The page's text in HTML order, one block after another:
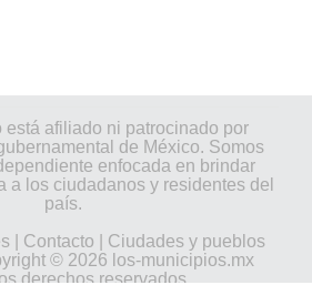
está afiliado ni patrocinado por
de México. Somos
enfocada en brindar
a los ciudadanos y residentes del
país.
Contacto
Ciudades y pueblos
© 2026 los-municipios.mx
derechos reservados